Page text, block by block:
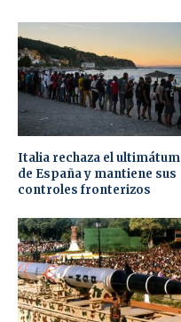
Italia rechaza el ultimátum
de España y mantiene sus
controles fronterizos